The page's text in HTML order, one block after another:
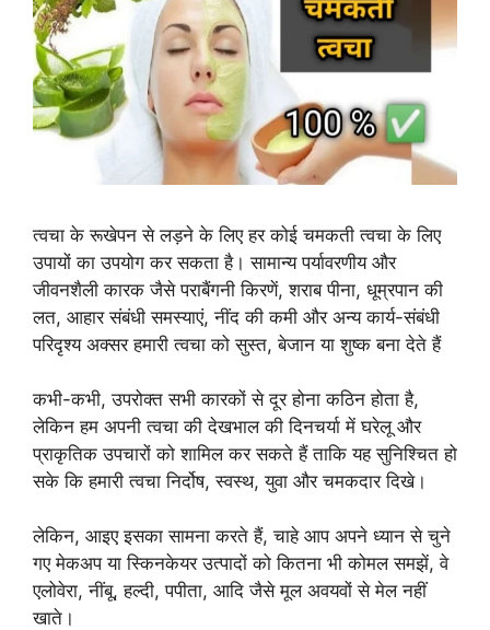
त्वचा के रूखेपन से लड़ने के लिए हर कोई चमकती त्वचा के लिए
उपायों का उपयोग कर सकता है। सामान्य पर्यावरणीय और
जीवनशैली कारक जैसे पराबैंगनी किरणें, शराब पीना, धूम्रपान की
लत, आहार संबंधी समस्याएं, नींद की कमी और अन्य कार्य-संबंधी
परिदृश्य अक्सर हमारी त्वचा को सुस्त, बेजान या शुष्क बना देते हैं
कभी-कभी, उपरोक्त सभी कारकों से दूर होना कठिन होता है,
लेकिन हम अपनी त्वचा की देखभाल की दिनचर्या में घरेलू और
प्राकृतिक उपचारों को शामिल कर सकते हैं ताकि यह सुनिश्चित हो
सके कि हमारी त्वचा निर्दोष, स्वस्थ, युवा और चमकदार दिखे।
लेकिन, आइए इसका सामना करते हैं, चाहे आप अपने ध्यान से चुने
गए मेकअप या स्किनकेयर उत्पादों को कितना भी कोमल समझें, वे
एलोवेरा, नींबू, हल्दी, पपीता, आदि जैसे मूल अवयवों से मेल नहीं
खाते।